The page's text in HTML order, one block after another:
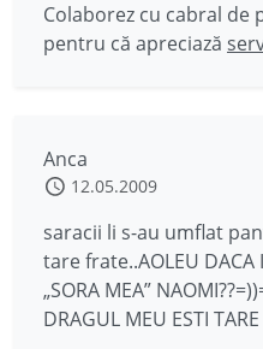
Colaborez cu cabral de
pentru că apreciază
Anca
12.05.2009
saracii li s-au umflat
tare frate..AOLEU DACA
„SORA MEA”
DRAGUL MEU ESTI